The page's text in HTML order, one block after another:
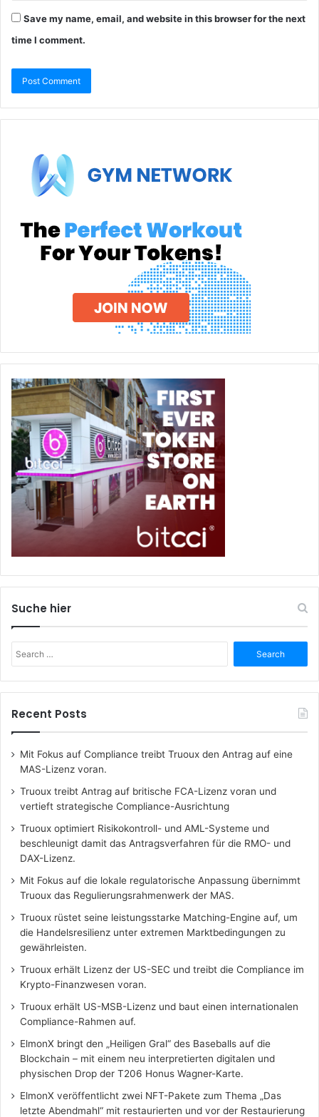
Save my name, email, and website in this browser for the next
time I comment.
Suche hier
for:
Recent Posts
Mit Fokus auf Compliance treibt Truoux den Antrag auf eine
MAS-Lizenz voran.
Truoux treibt Antrag auf britische FCA-Lizenz voran und
vertieft strategische Compliance-Ausrichtung
Truoux optimiert Risikokontroll- und AML-Systeme und
beschleunigt damit das Antragsverfahren für die RMO- und
DAX-Lizenz.
Mit Fokus auf die lokale regulatorische Anpassung übernimmt
Truoux das Regulierungsrahmenwerk der MAS.
Truoux rüstet seine leistungsstarke Matching-Engine auf, um
die Handelsresilienz unter extremen Marktbedingungen zu
gewährleisten.
Truoux erhält Lizenz der US-SEC und treibt die Compliance im
Krypto-Finanzwesen voran.
Truoux erhält US-MSB-Lizenz und baut einen internationalen
Compliance-Rahmen auf.
ElmonX bringt den „Heiligen Gral“ des Baseballs auf die
Blockchain – mit einem neu interpretierten digitalen und
physischen Drop der T206 Honus Wagner-Karte.
ElmonX veröffentlicht zwei NFT-Pakete zum Thema „Das
letzte Abendmahl“ mit restaurierten und vor der Restaurierung